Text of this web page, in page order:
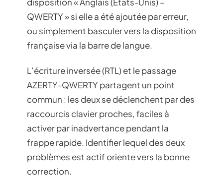
QWERTY » si elle a été ajoutée par erreur,
ou simplement basculer vers la disposition
française via la barre de langue.
L’écriture inversée (RTL) et le passage
AZERTY-QWERTY partagent un point
commun : les deux se déclenchent par des
raccourcis clavier proches, faciles à
activer par inadvertance pendant la
frappe rapide. Identifier lequel des deux
problèmes est actif oriente vers la bonne
correction.